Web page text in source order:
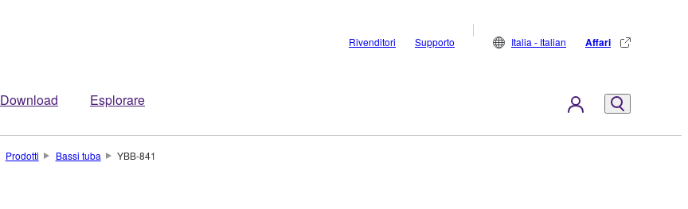
Download Esplorare
Rivenditori Supporto Italia - Italian Affari
Prodotti Bassi tuba YBB-841